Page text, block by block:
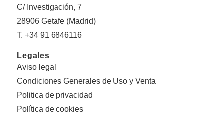
C/ Investigación, 7
28906 Getafe (Madrid)
T. +34 91 6846116
Legales
Aviso legal
Condiciones Generales de Uso y Venta
Politica de privacidad
Política de cookies